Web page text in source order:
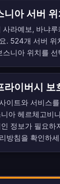
니아 서버 위
사라예보, 바냐
. 524개 서버 위
스니아 위치를 선
라이버시 보
이트와 서비스
아 헤르체고비
정보가 필요하
방침을 확인하